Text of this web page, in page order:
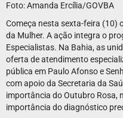
Foto: Amanda Ercília/GOVBA
Começa nesta sexta-feira (10)
da Mulher. A ação integra o
Especialistas. Na Bahia, as
oferta de atendimento
pública em Paulo Afonso e
com apoio da Secretaria da
importância do Outubro Rosa,
importância do diagnóstico